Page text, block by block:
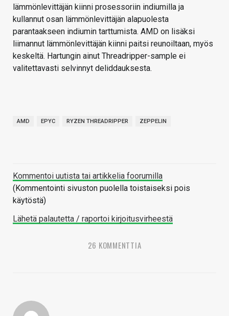
lämmönlevittäjän kiinni prosessoriin indiumilla ja
kullannut osan lämmönlevittäjän alapuolesta
parantaakseen indiumin tarttumista. AMD on lisäksi
liimannut lämmönlevittäjän kiinni paitsi reunoiltaan, myös
keskeltä. Hartungin ainut Threadripper-sample ei
valitettavasti selvinnyt deliddauksesta.
AMD EPYC RYZEN THREADRIPPER ZEPPELIN
Kommentoi uutista tai artikkelia foorumilla
(Kommentointi sivuston puolella toistaiseksi pois
käytöstä)
Lähetä palautetta / raportoi kirjoitusvirheestä
26 KOMMENTTIA